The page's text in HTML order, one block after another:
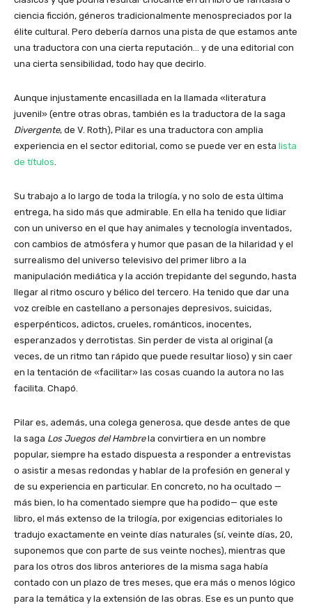
ciencia ficción, géneros tradicionalmente menospreciados por la
élite cultural. Pero debería darnos una pista de que estamos ante
una traductora con una cierta reputación… y de una editorial con
una cierta sensibilidad, todo hay que decirlo.
Aunque injustamente encasillada en la llamada «literatura
juvenil» (entre otras obras, también es la traductora de la saga
Divergente, de V. Roth), Pilar es una traductora con amplia
experiencia en el sector editorial, como se puede ver en esta lista
de títulos.
Su trabajo a lo largo de toda la trilogía, y no solo de esta última
entrega, ha sido más que admirable. En ella ha tenido que lidiar
con un universo en el que hay animales y tecnología inventados,
con cambios de atmósfera y humor que pasan de la hilaridad y el
surrealismo del universo televisivo del primer libro a la
manipulación mediática y la acción trepidante del segundo, hasta
llegar al ritmo oscuro y bélico del tercero. Ha tenido que dar una
voz creíble en castellano a personajes depresivos, suicidas,
esperpénticos, adictos, crueles, románticos, inocentes,
esperanzados y derrotistas. Sin perder de vista al original (a
veces, de un ritmo tan rápido que puede resultar lioso) y sin caer
en la tentación de «facilitar» las cosas cuando la autora no las
facilita. Chapó.
Pilar es, además, una colega generosa, que desde antes de que
la saga Los Juegos del Hambrela convirtiera en un nombre
popular, siempre ha estado dispuesta a responder a entrevistas
o asistir a mesas redondas y hablar de la profesión en general y
de su experiencia en particular. En concreto, no ha ocultado —
más bien, lo ha comentado siempre que ha podido— que este
libro, el más extenso de la trilogía, por exigencias editoriales lo
tradujo exactamente en veinte días naturales (sí, veinte días, 20,
suponemos que con parte de sus veinte noches), mientras que
para los otros dos libros anteriores de la misma saga había
contado con un plazo de tres meses, que era más o menos lógico
para la temática y la extensión de las obras. Ese es un punto que